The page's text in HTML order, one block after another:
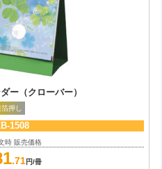
ー（クローバー）
押し
1508
時 販売価格
.71円/冊